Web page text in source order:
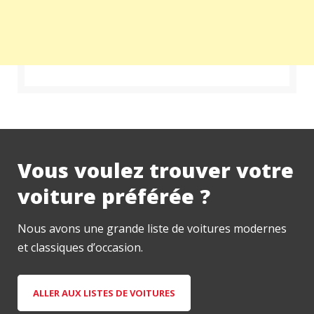
Vous voulez trouver votre
voiture préférée ?
Nous avons une grande liste de voitures modernes
et classiques d’occasion.
ALLER AUX LISTES DE VOITURES